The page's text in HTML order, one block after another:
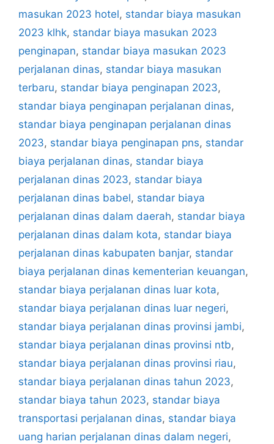
masukan 2023 hotel, standar biaya masukan
2023 klhk, standar biaya masukan 2023
penginapan, standar biaya masukan 2023
perjalanan dinas, standar biaya masukan
terbaru, standar biaya penginapan 2023,
standar biaya penginapan perjalanan dinas,
standar biaya penginapan perjalanan dinas
2023, standar biaya penginapan pns, standar
biaya perjalanan dinas, standar biaya
perjalanan dinas 2023, standar biaya
perjalanan dinas babel, standar biaya
perjalanan dinas dalam daerah, standar biaya
perjalanan dinas dalam kota, standar biaya
perjalanan dinas kabupaten banjar, standar
biaya perjalanan dinas kementerian keuangan,
standar biaya perjalanan dinas luar kota,
standar biaya perjalanan dinas luar negeri,
standar biaya perjalanan dinas provinsi jambi,
standar biaya perjalanan dinas provinsi ntb,
standar biaya perjalanan dinas provinsi riau,
standar biaya perjalanan dinas tahun 2023,
standar biaya tahun 2023, standar biaya
transportasi perjalanan dinas, standar biaya
uang harian perjalanan dinas dalam negeri,